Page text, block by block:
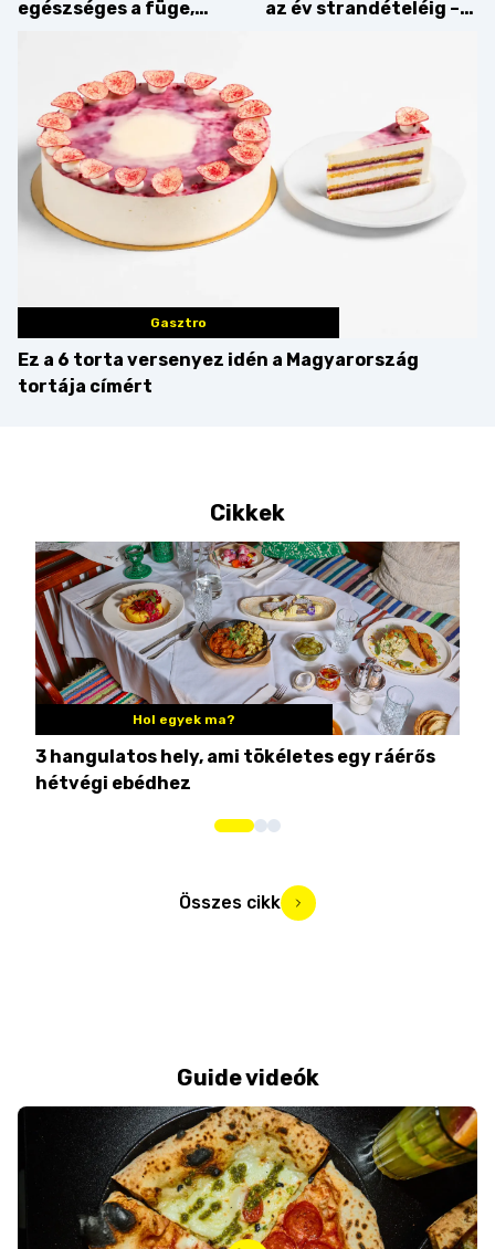
egészséges a füge,
az év strandételéig –
Gasztro
Ez a 6 torta versenyez idén a Magyarország
tortája címért
Cikkek
Hol egyek ma?
3 hangulatos hely, ami tökéletes egy ráérős
hétvégi ebédhez
Összes cikk
Guide videók